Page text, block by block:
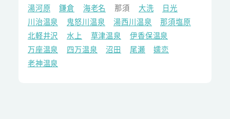
湯河原
鎌倉 海老名 那須 大洗
日光
川治温泉
鬼怒川温泉 湯西川温泉
那須塩原
北軽井沢
水上 草津温泉
伊香保温泉
万座温泉
四万温泉 沼田 尾瀬
嬬恋
老神温泉